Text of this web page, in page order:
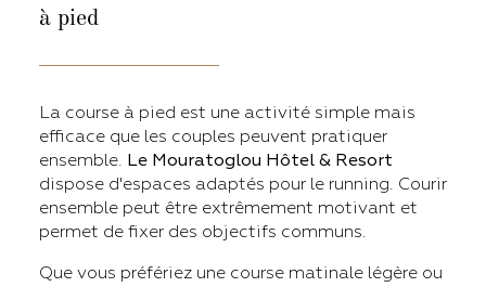
à pied
La course à pied est une activité simple mais
efficace que les couples peuvent pratiquer
ensemble. Le Mouratoglou Hôtel & Resort
dispose d'espaces adaptés pour le running. Courir
ensemble peut être extrêmement motivant et
permet de fixer des objectifs communs.
Que vous préfériez une course matinale légère ou